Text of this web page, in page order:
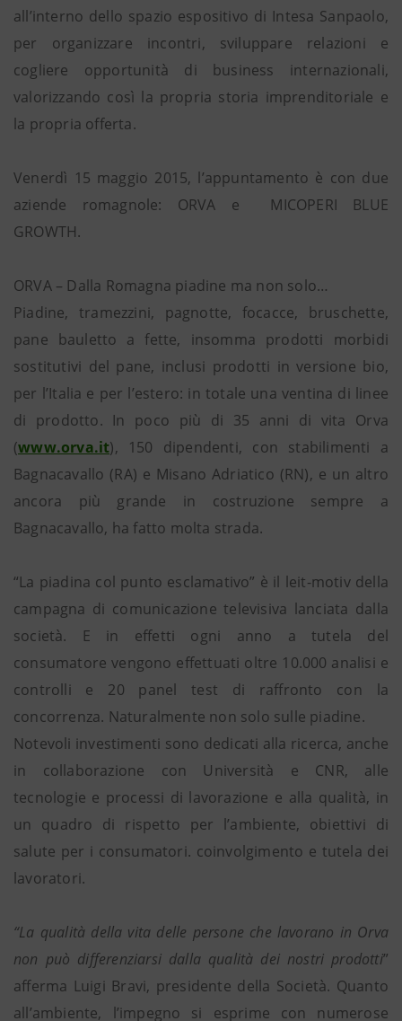
all’interno dello spazio espositivo di Intesa Sanpaolo,
per organizzare incontri, sviluppare relazioni e
cogliere opportunità di business internazionali,
valorizzando così la propria storia imprenditoriale e
la propria offerta.
Venerdì 15 maggio 2015, l’appuntamento è con due
aziende romagnole: ORVA e MICOPERI BLUE
GROWTH.
ORVA – Dalla Romagna piadine ma non solo…
Piadine, tramezzini, pagnotte, focacce, bruschette,
pane bauletto a fette, insomma prodotti morbidi
sostitutivi del pane, inclusi prodotti in versione bio,
per l’Italia e per l’estero: in totale una ventina di linee
di prodotto. In poco più di 35 anni di vita Orva
(www.orva.it), 150 dipendenti, con stabilimenti a
Bagnacavallo (RA) e Misano Adriatico (RN), e un altro
ancora più grande in costruzione sempre a
Bagnacavallo, ha fatto molta strada.
“La piadina col punto esclamativo” è il leit-motiv della
campagna di comunicazione televisiva lanciata dalla
società. E in effetti ogni anno a tutela del
consumatore vengono effettuati oltre 10.000 analisi e
controlli e 20 panel test di raffronto con la
concorrenza. Naturalmente non solo sulle piadine.
Notevoli investimenti sono dedicati alla ricerca, anche
in collaborazione con Università e CNR, alle
tecnologie e processi di lavorazione e alla qualità, in
un quadro di rispetto per l’ambiente, obiettivi di
salute per i consumatori. coinvolgimento e tutela dei
lavoratori.
“La qualità della vita delle persone che lavorano in Orva
non può differenziarsi dalla qualità dei nostri prodotti”
afferma Luigi Bravi, presidente della Società. Quanto
all’ambiente, l’impegno si esprime con numerose